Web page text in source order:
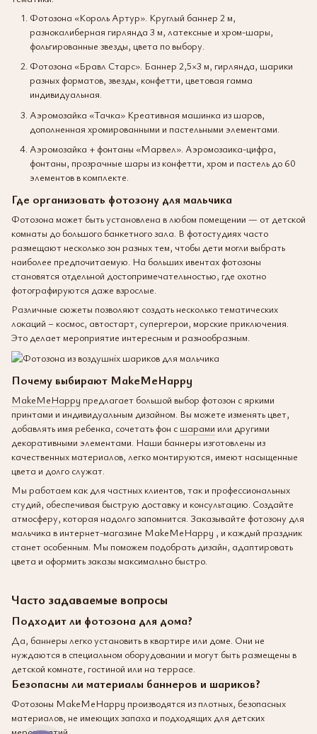
Фотозона «Король Артур». Круглый баннер 2 м,
разнокалиберная гирлянда 3 м, латексные и хром-шары,
фольгированные звезды, цвета по выбору.
Фотозона «Бравл Старс». Баннер 2,5×3 м, гирлянда, шарики
разных форматов, звезды, конфетти, цветовая гамма
индивидуальная.
Аэромозайка «Тачка» Креативная машинка из шаров,
дополненная хромированными и пастельными элементами.
Аэромозайка + фонтаны «Марвел». Аэромозаика-цифра,
фонтаны, прозрачные шары из конфетти, хром и пастель до 60
элементов в комплекте.
Где организовать фотозону для мальчика
Фотозона может быть установлена в любом помещении — от детской
комнаты до большого банкетного зала. В фотостудиях часто
размещают несколько зон разных тем, чтобы дети могли выбрать
наиболее предпочитаемую. На больших ивентах фотозоны
становятся отдельной достопримечательностью, где охотно
фотографируются даже взрослые.
Различные сюжеты позволяют создать несколько тематических
локаций – космос, автостарт, супергерои, морские приключения.
Это делает мероприятие интересным и разнообразным.
Почему выбирают MakeMeHappy
MakeMeHappy предлагает большой выбор фотозон с яркими
принтами и индивидуальным дизайном. Вы можете изменять цвет,
добавлять имя ребенка, сочетать фон с шарами или другими
декоративными элементами. Наши баннеры изготовлены из
качественных материалов, легко монтируются, имеют насыщенные
цвета и долго служат.
Мы работаем как для частных клиентов, так и профессиональных
студий, обеспечивая быструю доставку и консультацию. Создайте
атмосферу, которая надолго запомнится. Заказывайте фотозону для
мальчика в интернет-магазине MakeMeHappy , и каждый праздник
станет особенным. Мы поможем подобрать дизайн, адаптировать
цвета и оформить заказы максимально быстро.
Часто задаваемые вопросы
Подходит ли фотозона для дома?
Да, баннеры легко установить в квартире или доме. Они не
нуждаются в специальном оборудовании и могут быть размещены в
детской комнате, гостиной или на террасе.
Безопасны ли материалы баннеров и шариков?
Фотозоны MakeMeHappy производятся из плотных, безопасных
материалов, не имеющих запаха и подходящих для детских